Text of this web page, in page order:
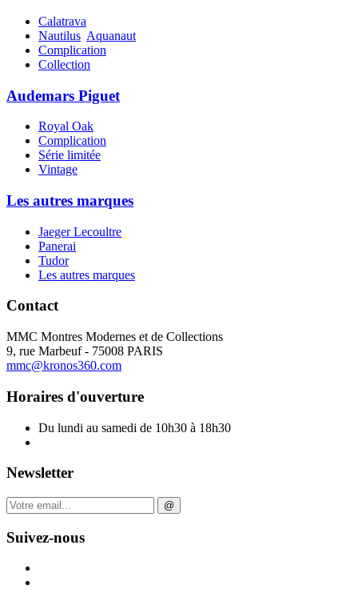
Calatrava
Nautilus Aquanaut
Complication
Collection
Audemars Piguet
Royal Oak
Complication
Série limitée
Vintage
Les autres marques
Jaeger Lecoultre
Panerai
Tudor
Les autres marques
Contact
MMC Montres Modernes et de Collections
9, rue Marbeuf - 75008 PARIS
mmc@kronos360.com
Horaires d'ouverture
Du lundi au samedi de 10h30 à 18h30
Newsletter
@
Suivez-nous